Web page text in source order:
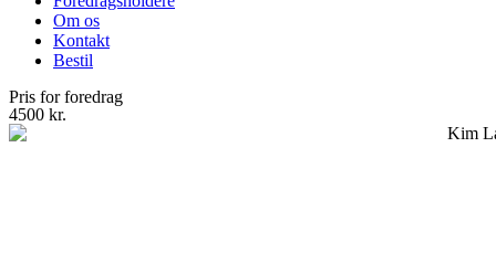
Om os
Kontakt
Bestil
Pris for foredrag
4500 kr.